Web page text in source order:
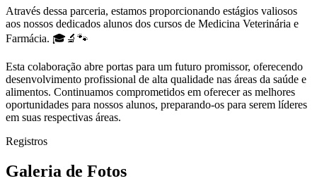
Através dessa parceria, estamos proporcionando estágios valiosos
aos nossos dedicados alunos dos cursos de Medicina Veterinária e
Farmácia. 🎓🔬🐾
Esta colaboração abre portas para um futuro promissor, oferecendo
desenvolvimento profissional de alta qualidade nas áreas da saúde e
alimentos. Continuamos comprometidos em oferecer as melhores
oportunidades para nossos alunos, preparando-os para serem líderes
em suas respectivas áreas.
Registros
Galeria de Fotos